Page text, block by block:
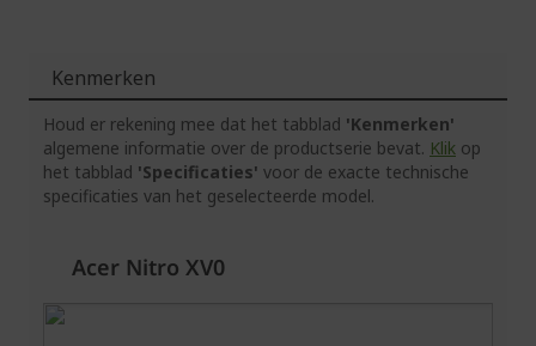
Kenmerken
Houd er rekening mee dat het tabblad 'Kenmerken'
algemene informatie over de productserie bevat. Klik op
het tabblad 'Specificaties' voor de exacte technische
specificaties van het geselecteerde model.